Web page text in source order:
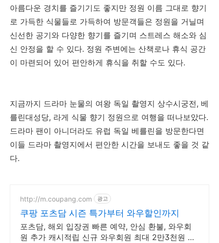
아름다운 경치를 즐기기도 좋지만 정원 이름 그대로 향기
로 가득한 식물들로 가득하여 방문객들은 정원을 거닐며
신선한 공기와 다양한 향기를 즐기며 스트레스 해소와 심
신 안정을 할 수 있다. 정원 주변에는 산책로나 휴식 공간
이 마련되어 있어 편안하게 휴식을 취할 수도 있다.
지금까지 드라마 눈물의 여왕 독일 촬영지 상수시궁전, 베
를린대성당, 라게 식물 향기 정원으로 여행을 떠나보았다.
드라마 팬이 아니더라도 유럽 독일 베를린을 방문한다면
이들 드라마 촬영지에서 편안한 시간을 보내도 좋을 것 같
다.
http://m.coupang.com 광고
쿠팡 포츠담 시즌 특가부터 와우할인까지
포츠담, 해외 입장권 빠른 예약, 안심 환불, 와우회
원 추가 캐시적립 신규 와우회원 최대 2만3천원 쿠